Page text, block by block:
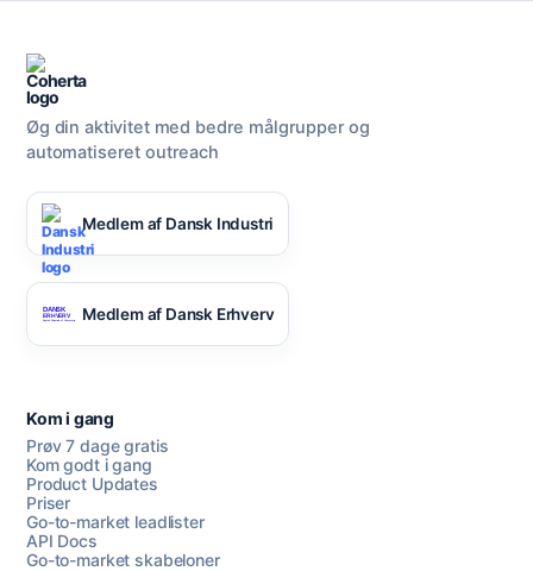
Øg din aktivitet med bedre målgrupper og
automatiseret outreach
Medlem af Dansk Industri
Medlem af Dansk Erhverv
Kom i gang
Prøv 7 dage gratis
Kom godt i gang
Product Updates
Priser
Go-to-market leadlister
API Docs
Go-to-market skabeloner